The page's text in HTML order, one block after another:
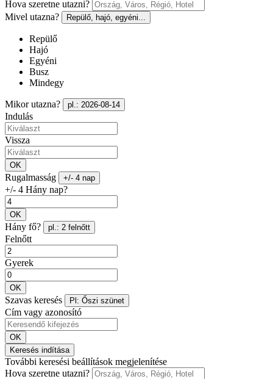
Hova szeretne utazni?
Mivel utazna?
Repülő, hajó, egyéni...
Repülő
Hajó
Egyéni
Busz
Mindegy
Mikor utazna? pl.: 2026-08-14
Indulás
Vissza
OK
Rugalmasság +/- 4 nap
+/- 4 Hány nap?
OK
Hány fő? pl.: 2 felnőtt
Felnőtt
Gyerek
OK
Szavas keresés Pl: Őszi szünet
Cím vagy azonosító
OK
Keresés indítása
További keresési beállítások megjelenítése
Hova szeretne utazni?